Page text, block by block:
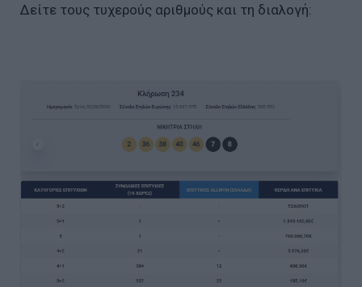
Δείτε τους τυχερούς αριθμούς και τη διαλογή: